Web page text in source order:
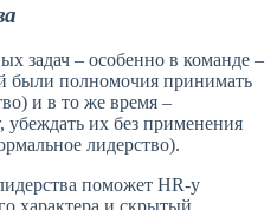
задач – особенно в команде –
были полномочия принимать
и в то же время –
убеждать их без применения
лидерство).
поможет HR-у